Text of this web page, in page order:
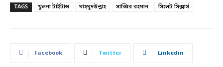
TAGS খুলনা টাইটান্স মাহমুদউল্লাহ সাব্বির রহমান সিলেট সিক্সার্স
Facebook Twitter Linkedin